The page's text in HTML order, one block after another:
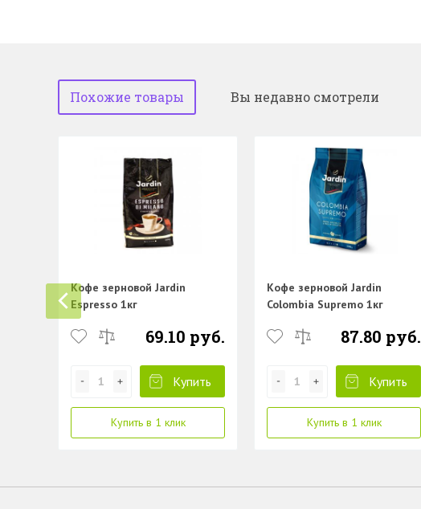
Похожие товары Вы недавно смотрели
Кофе зерновой Jardin
Espresso 1кг
69.10 руб.
Купить
Купить в 1 клик
Кофе зерновой Jardin
Colombia Supremo 1кг
87.80 руб.
Купить
Купить в 1 клик